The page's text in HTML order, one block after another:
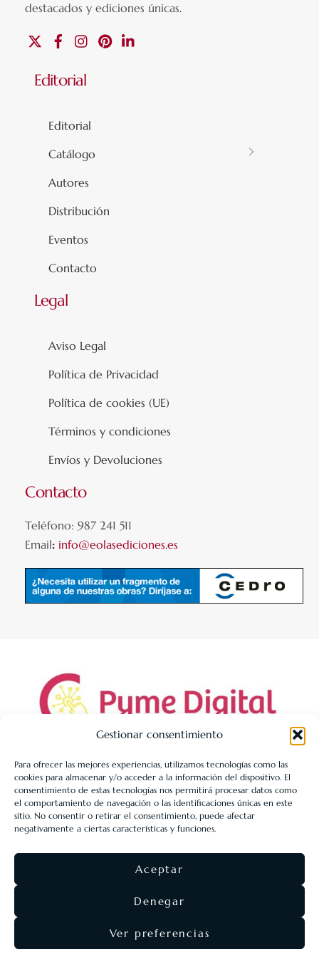
Gestionar consentimiento
Para ofrecer las mejores experiencias, utilizamos tecnologías como las
cookies para almacenar y/o acceder a la información del dispositivo. El
consentimiento de estas tecnologías nos permitirá procesar datos como
el comportamiento de navegación o las identificaciones únicas en este
sitio. No consentir o retirar el consentimiento, puede afectar
negativamente a ciertas características y funciones.
Aceptar
Denegar
Ver preferencias
destacados y ediciones únicas.
FacebookInstagramPinterest
Editorial
Editorial
Catálogo
Autores
Distribución
Eventos
Contacto
Legal
Aviso Legal
Política de Privacidad
Política de cookies (UE)
Términos y condiciones
Envíos y Devoluciones
Contacto
Teléfono: 987 241 511
Email: info@eolasediciones.es
LIBRERÍA UNIVERSITARIA LEÓN 1980 SLL ha sido beneficiaria
de Fondos Europeos, cuyo objetivo es la mejora de la
competitividad de las PYMES, y gracias al cual ha puesto en
marcha un Plan de Acción con el objetivo de reforzar la
digitalización y la competitividad de las pymes durante el año
2025. Para ello ha contado con el apoyo del Programa Pyme
Digital de la Cámara de Comercio de León.